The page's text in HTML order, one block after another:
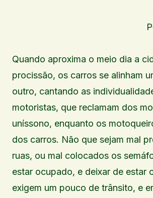
Quando aproxima o meio dia a
procissão, os carros se alinham
outro, cantando as
motoristas, que reclamam dos
uníssono, enquanto os
dos carros. Não que sejam mal
ruas, ou mal colocados os
estar ocupado, e deixar de estar
exigem um pouco de trânsito, e